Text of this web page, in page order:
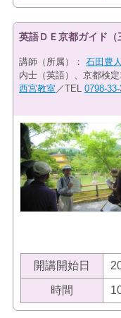
英語ＤＥ京都ガイド（
講師（所属）： 石田豊人
内士（英語）、京都検定
西宮教室 ／TEL 0798-
開講開始日
時間